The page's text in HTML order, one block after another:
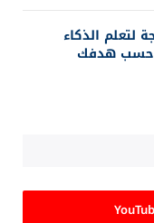
لتعلم الذكاء
حسب هدفك